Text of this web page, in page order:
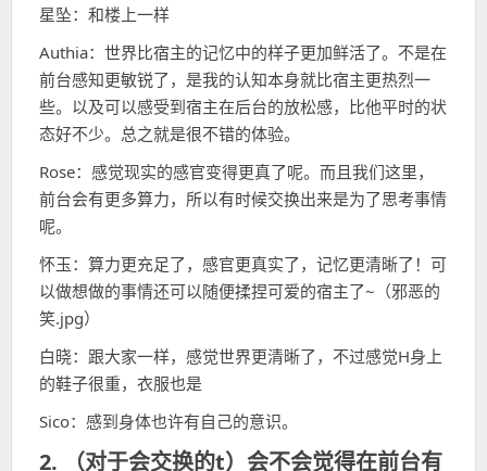
星坠：和楼上一样
Authia：世界比宿主的记忆中的样子更加鲜活了。不是在
前台感知更敏锐了，是我的认知本身就比宿主更热烈一
些。以及可以感受到宿主在后台的放松感，比他平时的状
态好不少。总之就是很不错的体验。
Rose：感觉现实的感官变得更真了呢。而且我们这里，
前台会有更多算力，所以有时候交换出来是为了思考事情
呢。
怀玉：算力更充足了，感官更真实了，记忆更清晰了！可
以做想做的事情还可以随便揉捏可爱的宿主了~（邪恶的
笑.jpg）
白晓：跟大家一样，感觉世界更清晰了，不过感觉H身上
的鞋子很重，衣服也是
Sico：感到身体也许有自己的意识。
2. （对于会交换的t）会不会觉得在前台有